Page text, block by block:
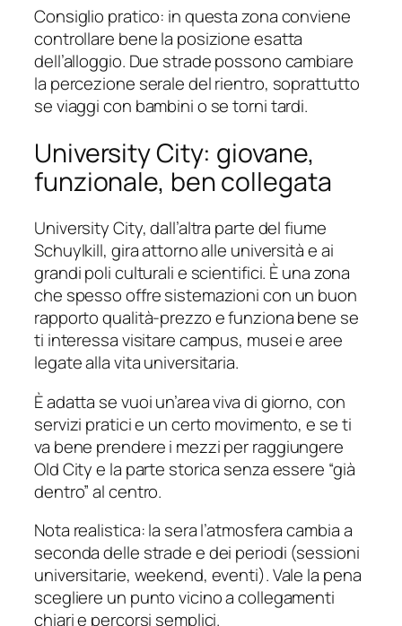
Consiglio pratico: in questa zona conviene
controllare bene la posizione esatta
dell’alloggio. Due strade possono cambiare
la percezione serale del rientro, soprattutto
se viaggi con bambini o se torni tardi.
University City: giovane,
funzionale, ben collegata
University City, dall’altra parte del fiume
Schuylkill, gira attorno alle università e ai
grandi poli culturali e scientifici. È una zona
che spesso offre sistemazioni con un buon
rapporto qualità-prezzo e funziona bene se
ti interessa visitare campus, musei e aree
legate alla vita universitaria.
È adatta se vuoi un’area viva di giorno, con
servizi pratici e un certo movimento, e se ti
va bene prendere i mezzi per raggiungere
Old City e la parte storica senza essere “già
dentro” al centro.
Nota realistica: la sera l’atmosfera cambia a
seconda delle strade e dei periodi (sessioni
universitarie, weekend, eventi). Vale la pena
scegliere un punto vicino a collegamenti
chiari e percorsi semplici.